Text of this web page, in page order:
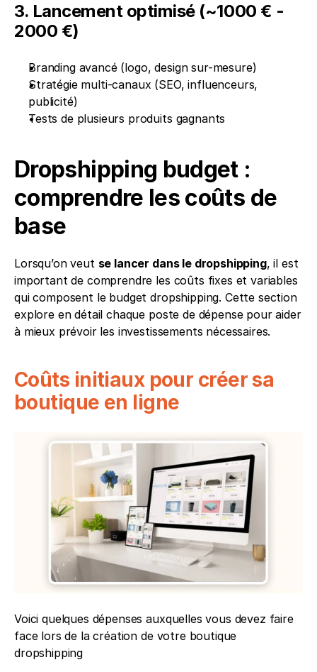
3. Lancement optimisé (~1000 € -
2000 €)
Branding avancé (logo, design sur-mesure)
Stratégie multi-canaux (SEO, influenceurs,
publicité)
Tests de plusieurs produits gagnants
Dropshipping budget :
comprendre les coûts de
base
Lorsqu’on veut se lancer dans le dropshipping, il est
important de comprendre les coûts fixes et variables
qui composent le budget dropshipping. Cette section
explore en détail chaque poste de dépense pour aider
à mieux prévoir les investissements nécessaires.
Coûts initiaux pour créer sa
boutique en ligne
Voici quelques dépenses auxquelles vous devez faire
face lors de la création de votre boutique
dropshipping